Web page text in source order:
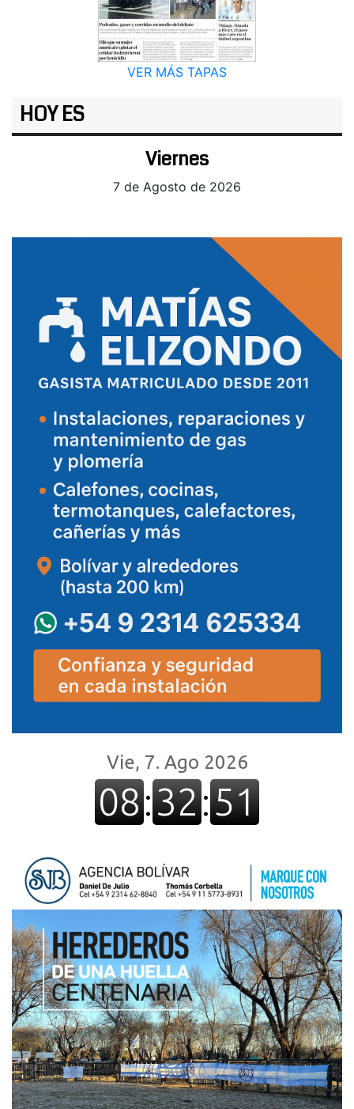
VER MÁS TAPAS
HOY ES
Viernes
7 de Agosto de 2026